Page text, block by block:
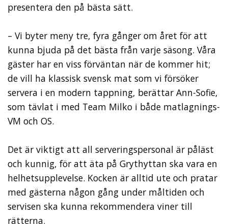
presentera den på bästa sätt.
– Vi byter meny tre, fyra gånger om året för att
kunna bjuda på det bästa från varje säsong. Våra
gäster har en viss förväntan när de kommer hit;
de vill ha klassisk svensk mat som vi försöker
servera i en modern tappning, berättar Ann-Sofie,
som tävlat i med Team Milko i både matlagnings-
VM och OS.
Det är viktigt att all serveringspersonal är påläst
och kunnig, för att äta på Grythyttan ska vara en
helhetsupplevelse. Kocken är alltid ute och pratar
med gästerna någon gång under måltiden och
servisen ska kunna rekommendera viner till
rätterna.